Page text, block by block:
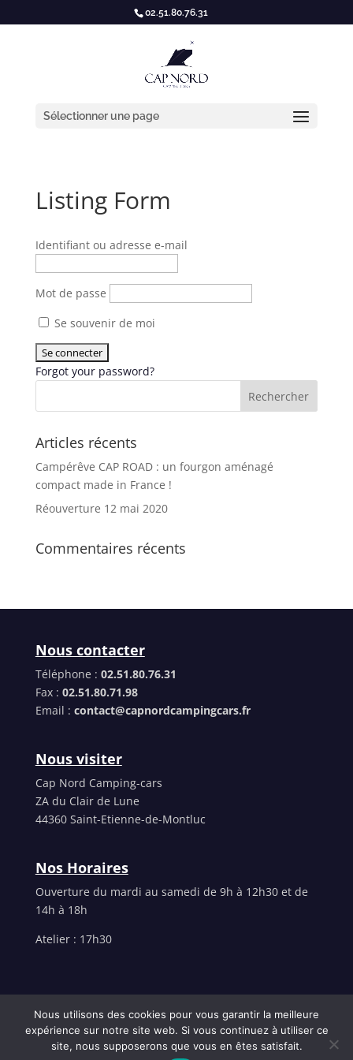
02.51.80.76.31
Sélectionner une page
Listing Form
Identifiant ou adresse e-mail
Mot de passe
Se souvenir de moi
Forgot your password?
Articles récents
Campérêve CAP ROAD : un fourgon aménagé
compact made in France !
Réouverture 12 mai 2020
Commentaires récents
Nous contacter
Téléphone : 02.51.80.76.31
Fax : 02.51.80.71.98
Email : contact@capnordcampingcars.fr
Nous visiter
Cap Nord Camping-cars
ZA du Clair de Lune
44360 Saint-Etienne-de-Montluc
Nos Horaires
Ouverture du mardi au samedi de 9h à 12h30 et de
14h à 18h
Atelier : 17h30
© 2020 - Cap Nord Camping-cars - Tous droits
réservés -Mentions Légales- Une création LP
Nous utilisons des cookies pour vous garantir la meilleure
expérience sur notre site web. Si vous continuez à utiliser ce
site, nous supposerons que vous en êtes satisfait.